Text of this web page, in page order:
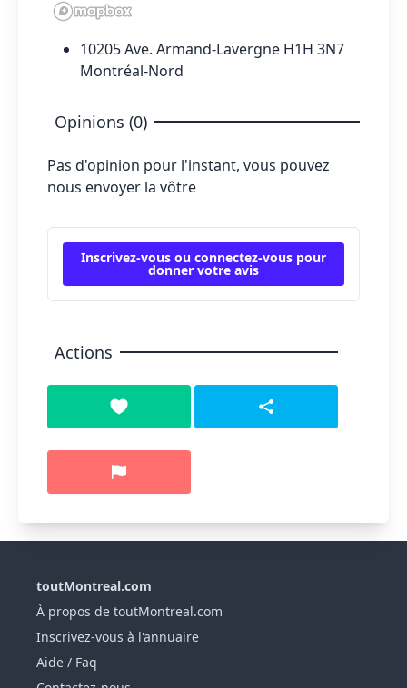
10205 Ave. Armand-Lavergne H1H 3N7
Montréal-Nord
Opinions (0)
Pas d'opinion pour l'instant, vous pouvez
nous envoyer la vôtre
Inscrivez-vous ou connectez-vous pour
donner votre avis
Actions
toutMontreal.com
À propos de toutMontreal.com
Inscrivez-vous à l'annuaire
Aide / Faq